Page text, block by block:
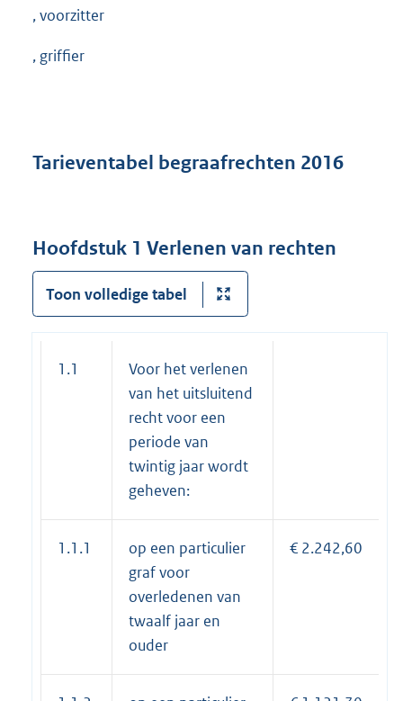
, voorzitter
, griffier
Tarieventabel begraafrechten 2016
Hoofdstuk 1 Verlenen van rechten
Toon volledige tabel
1.1
Voor het verlenen
van het uitsluitend
recht voor een
periode van
twintig jaar wordt
geheven:
1.1.1
op een particulier
graf voor
overledenen van
twaalf jaar en
ouder
€ 2.242,60